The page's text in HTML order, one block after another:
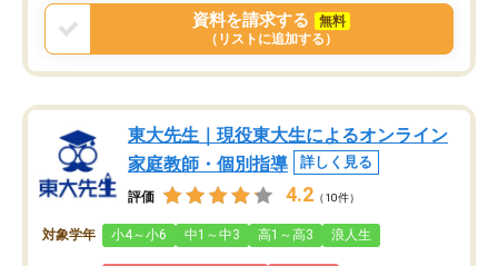
資料を請求する
無料
（リストに追加する）
東大先生｜現役東大生によるオンライン
家庭教師・個別指導
詳しく見る
評価 4.2 （10件）
対象学年 小4～小6 中1～中3 高1～高3 浪人生